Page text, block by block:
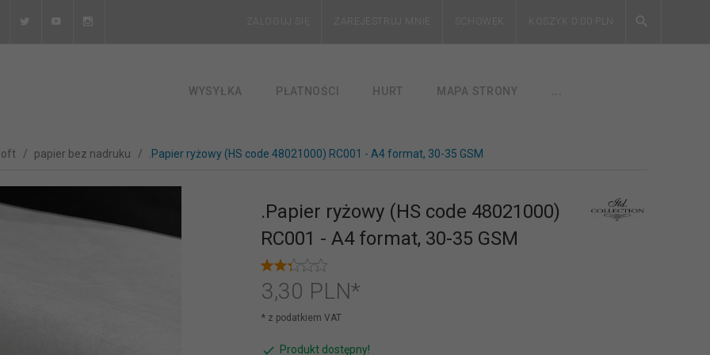
ZALOGUJ SIĘ ZAREJESTRUJ MNIE SCHOWEK KOSZYK
WYSYŁKA PŁATNOŚCI HURT MAPA STRONY
papier bez nadruku .Papier ryżowy (HS code 48021000) RC001 - A4 format, 30-35 GSM
.Papier ryżowy (HS code 48021000)
RC001 - A4 format, 30-35 GSM
3,30 PLN*
* z podatkiem VAT
Produkt dostępny!